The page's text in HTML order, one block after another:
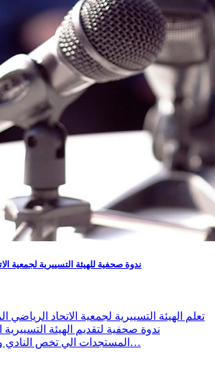
ندوة صحفية للهيئة التسييرية لجمعية
تعلم الهيئة التسييرية لجمعية الاتحاد الرياضي
ندوة صحفية لتقديم الهيئة
المستجدات الي تخص النادي و ذلك يوم السبت 08…